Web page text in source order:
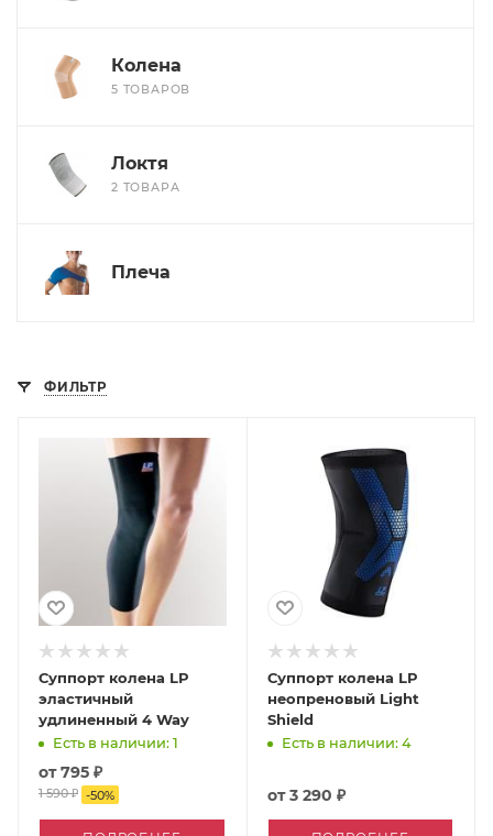
Колена
5 ТОВАРОВ
Локтя
2 ТОВАРА
Плеча
ФИЛЬТР
Суппорт колена LP
эластичный
удлиненный 4 Way
Есть в наличии: 1
от795 ₽
1 590 ₽ -50%
Суппорт колена LP
неопреновый Light
Shield
Есть в наличии: 4
от3 290 ₽